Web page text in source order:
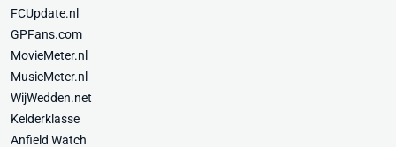
FCUpdate.nl
GPFans.com
MovieMeter.nl
MusicMeter.nl
WijWedden.net
Kelderklasse
Anfield Watch